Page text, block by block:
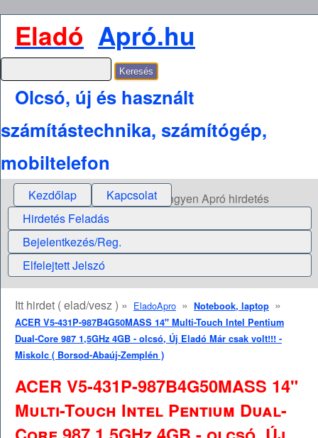
Eladó Apró.hu
Olcsó, új és használt
számítástechnika, számítógép,
mobiltelefon
Kezdőlap Kapcsolat
Ingyen Apró hirdetés
Hirdetés Feladás
Bejelentkezés/Reg.
Elfelejtett Jelszó
Itt hirdet ( elad/vesz ) » EladoApro » Notebook, laptop »
ACER V5-431P-987B4G50MASS 14" Multi-Touch Intel Pentium
Dual-Core 987 1,5GHz 4GB - olcsó, Új Eladó Már csak volt!!! -
Miskolc ( Borsod-Abaúj-Zemplén )
ACER V5-431P-987B4G50MASS 14"
Multi-Touch Intel Pentium Dual-